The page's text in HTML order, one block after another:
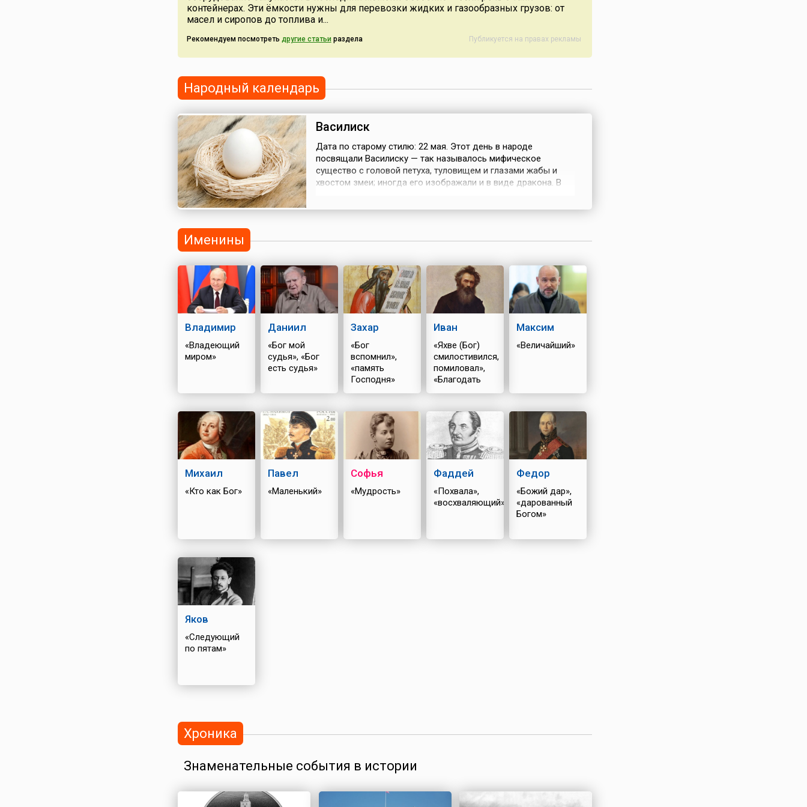
контейнерах. Эти ёмкости нужны для перевозки жидких и газообразных грузов: от
масел и сиропов до топлива и...
Рекомендуем посмотреть другие статьи раздела Публикуется на правах рекламы
Народный календарь
Василиск
Дата по старому стилю: 22 мая. Этот день в народе
посвящали Василиску — так называлось мифическое
существо с головой петуха, туловищем и глазами жабы и
хвостом змеи; иногда его изображали и в виде дракона. В
Именины
Владимир
«Владеющий
миром»
Даниил
«Бог мой
судья», «Бог
есть судья»
Захар
«Бог
вспомнил»,
«память
Господня»
Иван
«Яхве (Бог)
смилостивился,
помиловал»,
«Благодать
Божия»
Максим
«Величайший»
Михаил
«Кто как Бог»
Павел
«Маленький»
Софья
«Мудрость»
Фаддей
«Похвала»,
«восхваляющий»
Федор
«Божий дар»,
«дарованный
Богом»
Яков
«Следующий
по пятам»
Хроника
Знаменательные события в истории